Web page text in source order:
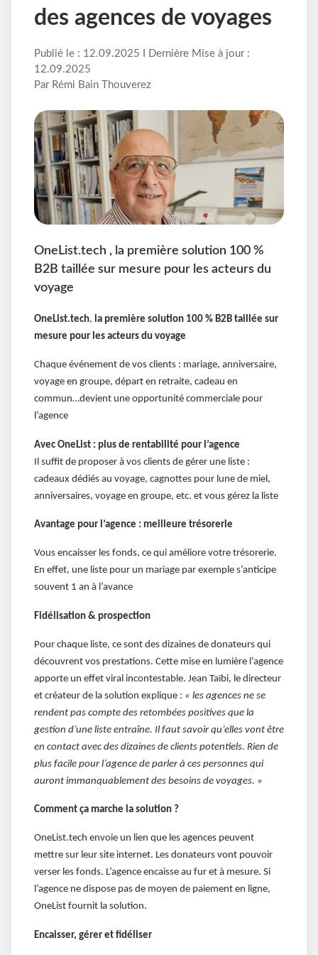
des agences de voyages
Publié le : 12.09.2025 I Dernière Mise à jour :
12.09.2025
Par Rémi Bain Thouverez
OneList.tech , la première solution 100 %
B2B taillée sur mesure pour les acteurs du
voyage
OneList.tech, la première solution 100 % B2B taillée sur
mesure pour les acteurs du voyage
Chaque événement de vos clients : mariage, anniversaire,
voyage en groupe, départ en retraite, cadeau en
commun…devient une opportunité commerciale pour
l’agence
Avec OneList : plus de rentabilité pour l’agence
Il suffit de proposer à vos clients de gérer une liste :
cadeaux dédiés au voyage, cagnottes pour lune de miel,
anniversaires, voyage en groupe, etc. et vous gérez la liste
Avantage pour l’agence : meilleure trésorerie
Vous encaisser les fonds, ce qui améliore votre trésorerie.
En effet, une liste pour un mariage par exemple s’anticipe
souvent 1 an à l’avance
Fidélisation & prospection
Pour chaque liste, ce sont des dizaines de donateurs qui
découvrent vos prestations. Cette mise en lumière l’agence
apporte un effet viral incontestable. Jean Taïbi, le directeur
et créateur de la solution explique : « les agences ne se
rendent pas compte des retombées positives que la
gestion d’une liste entraîne. Il faut savoir qu’elles vont être
en contact avec des dizaines de clients potentiels. Rien de
plus facile pour l’agence de parler à ces personnes qui
auront immanquablement des besoins de voyages. »
Comment ça marche la solution ?
OneList.tech envoie un lien que les agences peuvent
mettre sur leur site internet. Les donateurs vont pouvoir
verser les fonds. L’agence encaisse au fur et à mesure. Si
l’agence ne dispose pas de moyen de paiement en ligne,
OneList fournit la solution.
Encaisser, gérer et fidéliser